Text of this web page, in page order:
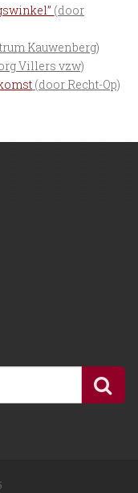
(door
Kauwenberg)
Villers vzw)
(door Recht-Op)